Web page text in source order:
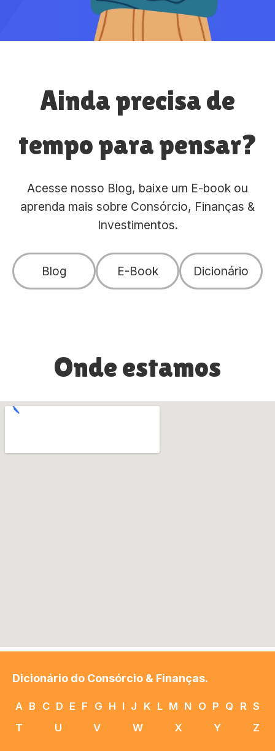
Ainda precisa de
tempo para pensar?
Acesse nosso Blog, baixe um E-book ou
aprenda mais sobre Consórcio, Finanças &
Investimentos.
Blog E-Book Dicionário
Onde estamos
Dicionário do Consórcio & Finanças.
A B C D E F G H I J K L M N O P Q R S
T
U V W X Y Z